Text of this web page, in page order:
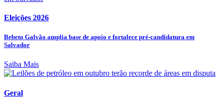
Eleições 2026
Bebeto Galvão amplia base de apoio e fortalece pré-candidatura em
Salvador
Saiba Mais
Geral